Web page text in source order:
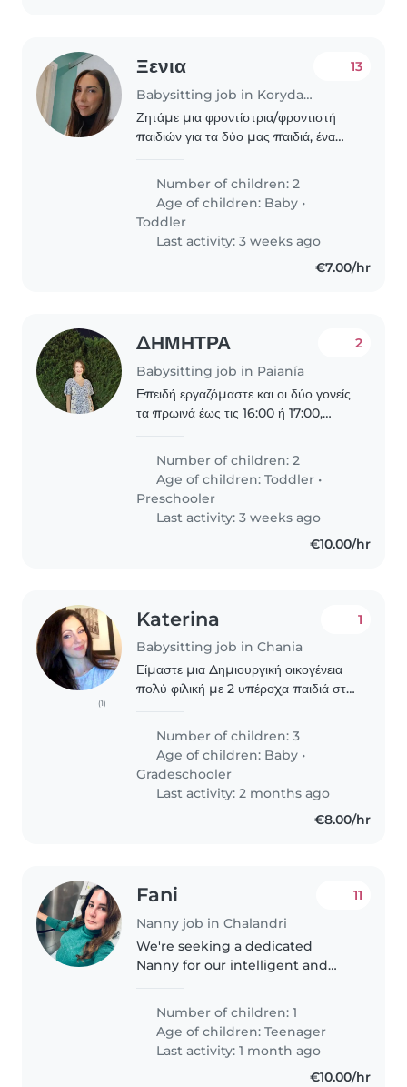
Ξενια
Babysitting job in Korydallos
13
Ζητάμε μια φροντίστρια/φροντιστή
παιδιών για τα δύο μας παιδιά, ένα
ηλικίας. Τα παιδιά μας είναι
ενεργητικά, παιχνιδιάρικα και φιλικά.
Ένα από τα παιδιά..
Number of children: 2
Age of children: Baby •
Toddler
Last activity: 3 weeks ago
€7.00/hr
ΔΗΜΗΤΡΑ
Babysitting job in Paianía
2
Επειδή εργαζόμαστε και οι δύο γονείς
τα πρωινά έως τις 16:00 ή 17:00,
την βδομάδα και να φροντίζει το σπίτι
(πλυντήρια,..
Number of children: 2
Age of children:Toddler •
Preschooler
Last activity: 3 weeks ago
€10.00/hr
(1)
Katerina
Babysitting job in Chania
1
Είμαστε μια Δημιουργική οικογένεια
πολύ φιλική με 2 υπέροχα παιδιά στο
μωρό. Ψάχνουμε για μια στήριξη
καθώς έχουν απαιτητικές δουλειές.
Number of children: 3
Age of children: Baby •
Gradeschooler
Last activity: 2 months ago
€8.00/hr
Fani
Nanny job in Chalandri
11
We're seeking a dedicated
Nanny for our intelligent and
old (single child). Our need is
from the school bus pickup at
3pm and until the parents
return..
Number of children: 1
Age of children:Teenager
Last activity: 1 month ago
€10.00/hr